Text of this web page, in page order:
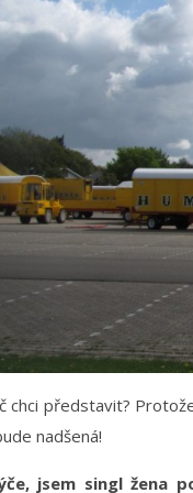
chci představit?
nadšená!
jsem singl žena